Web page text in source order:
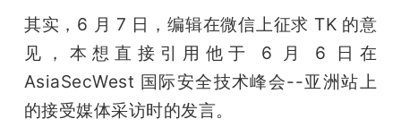
其实，6 月 7 日，编辑在微信上征求 TK 的意
见，本想直接引用他于 6 月 6 日在
AsiaSecWest 国际安全技术峰会--亚洲站上
的接受媒体采访时的发言。